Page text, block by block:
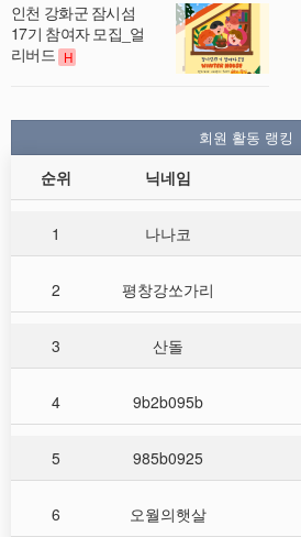
인천 강화군 잠시섬
17기 참여자 모집_얼
리버드 H
회원 활동 랭킹
순위 닉네임
1 나나코
2 평창강쏘가리
3 산돌
4 9b2b095b
5 985b0925
6 오월의햇살